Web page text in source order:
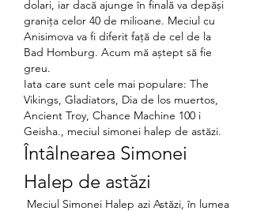
dolari, iar dacă ajunge în finală va depăși
granița celor 40 de milioane. Meciul cu
Anisimova va fi diferit față de cel de la
Bad Homburg. Acum mă aștept să fie
greu.
Iata care sunt cele mai populare: The
Vikings, Gladiators, Dia de los muertos,
Ancient Troy, Chance Machine 100 i
Geisha., meciul simonei halep de astăzi.
Întâlnearea Simonei
Halep de astăzi